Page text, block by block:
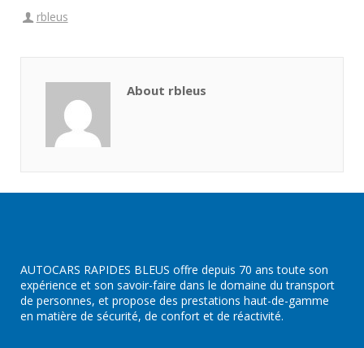
rbleus
About rbleus
AUTOCARS RAPIDES BLEUS offre depuis 70 ans toute son
expérience et son savoir-faire dans le domaine du transport
de personnes, et propose des prestations haut-de-gamme
en matière de sécurité, de confort et de réactivité.